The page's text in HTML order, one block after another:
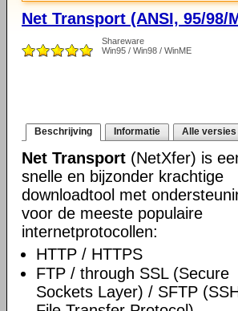
Net Transport (ANSI, 95/98/
Shareware
Win95 / Win98 / WinME
Beschrijving Informatie Alle versies
Net Transport (NetXfer) is
snelle en bijzonder krachtige
downloadtool met
voor de meeste populaire
internetprotocollen:
HTTP / HTTPS
FTP / through SSL (Secure
Sockets Layer) / SFTP